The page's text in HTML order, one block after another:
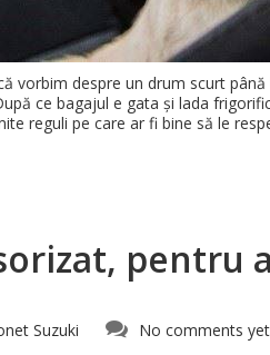
vorbim despre un drum scurt
ce bagajul e gata și lada
reguli pe care ar fi bine să le
Suzuki
No comments yet